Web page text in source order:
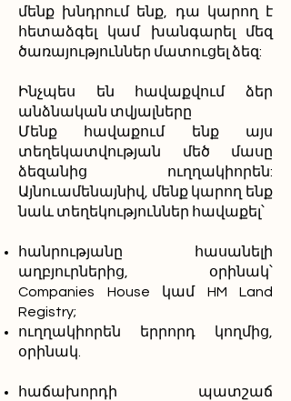
մենք խնդրում ենք, դա կարող է
հետաձգել կամ խանգարել մեզ
ծառայություններ մատուցել ձեզ:
Ինչպես են հավաքվում ձեր
անձնական տվյալները
Մենք հավաքում ենք այս
տեղեկատվության մեծ մասը
ձեզանից ուղղակիորեն:
Այնուամենայնիվ, մենք կարող ենք
նաև տեղեկություններ հավաքել՝
հանրությանը հասանելի
աղբյուրներից, օրինակ՝
Companies House կամ HM Land
Registry;
ուղղակիորեն երրորդ կողմից,
օրինակ.
հաճախորդի պատշաճ